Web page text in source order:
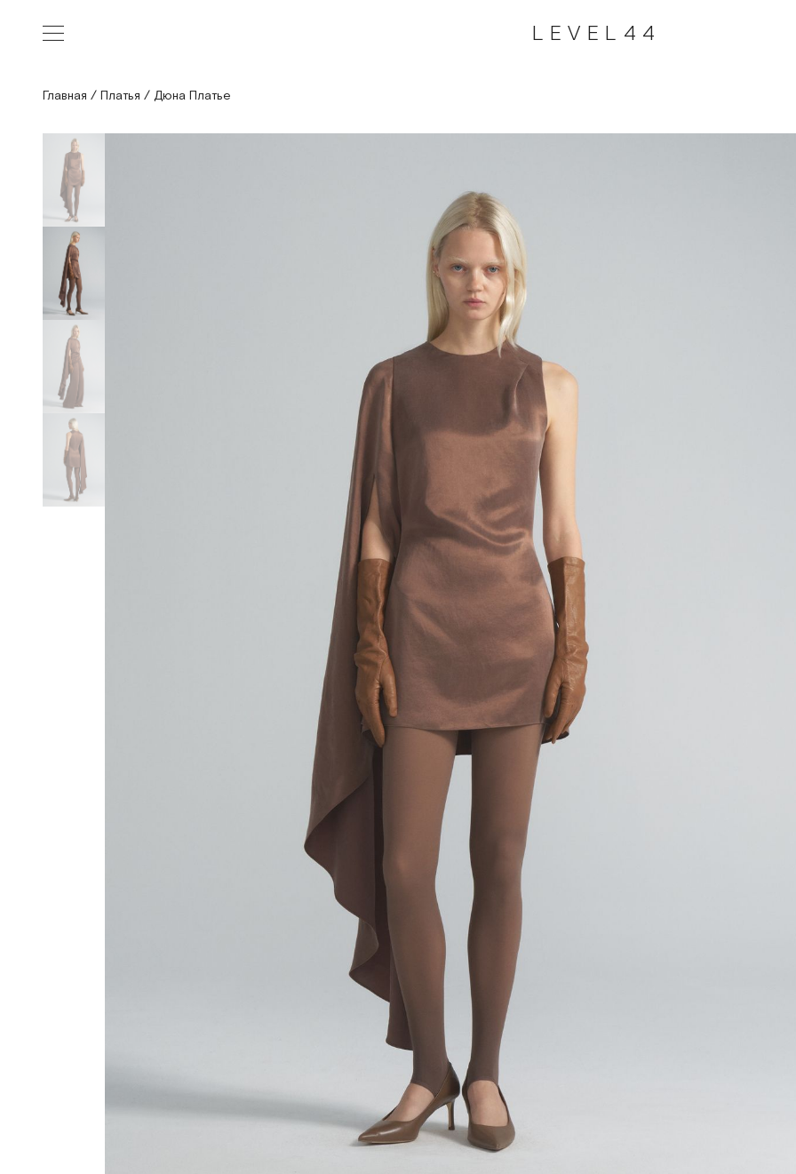
LEVEL44
Главная / Платья / Дюна Платье